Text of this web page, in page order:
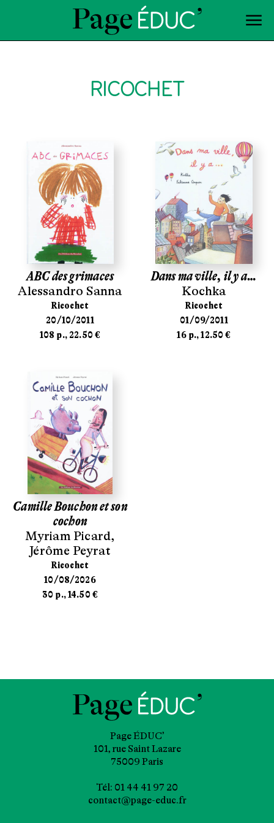
RICOCHET
ABC des grimaces
Alessandro Sanna
Ricochet
20/10/2011
108 p., 22.50 €
Dans ma ville, il y a…
Kochka
Ricochet
01/09/2011
16 p., 12.50 €
Camille Bouchon et son
cochon
Myriam Picard,
Jérôme Peyrat
Ricochet
10/08/2026
30 p., 14.50 €
Page ÉDUC’
101, rue Saint Lazare
75009 Paris
Tél: 01 44 41 97 20
contact@page-educ.fr